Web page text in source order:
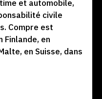
et automobile,
civile
Compre est
Finlande, en
en Suisse, dans